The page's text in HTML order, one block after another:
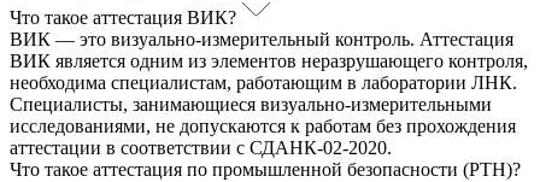
Что такое аттестация ВИК?
ВИК — это визуально-измерительный контроль. Аттестация
ВИК является одним из элементов неразрушающего контроля,
необходима специалистам, работающим в лаборатории ЛНК.
Специалисты, занимающиеся визуально-измерительными
исследованиями, не допускаются к работам без прохождения
аттестации в соответствии с СДАНК-02-2020.
Что такое аттестация по промышленной безопасности (РТН)?